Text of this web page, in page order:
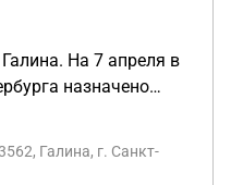
На 7 апреля в
назначено
жалобы на решение
не нормативного
Галина, г. Санкт-